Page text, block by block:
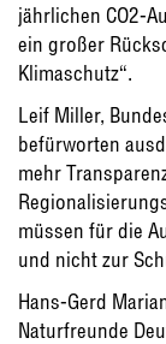
jährlichen CO2-
ein großer
Klimaschutz“.
Leif Miller,
befürworten
mehr
müssen für die
und nicht zur
Hans-Gerd
Naturfreunde